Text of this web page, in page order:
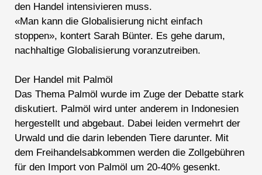
den Handel intensivieren muss.
«Man kann die Globalisierung nicht einfach
stoppen», kontert Sarah Bünter. Es gehe darum,
nachhaltige Globalisierung voranzutreiben.
Der Handel mit Palmöl
Das Thema Palmöl wurde im Zuge der Debatte stark
diskutiert. Palmöl wird unter anderem in Indonesien
hergestellt und abgebaut. Dabei leiden vermehrt der
Urwald und die darin lebenden Tiere darunter. Mit
dem Freihandelsabkommen werden die Zollgebühren
für den Import von Palmöl um 20-40% gesenkt.